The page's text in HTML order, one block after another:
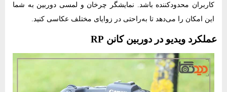
کاربران محدودکننده باشد. نمایشگر چرخان و لمسی دوربین به شما
این امکان را می‌دهد تا به‌راحتی در زوایای مختلف عکاسی کنید.
عملکرد ویدیو در دوربین کانن RP